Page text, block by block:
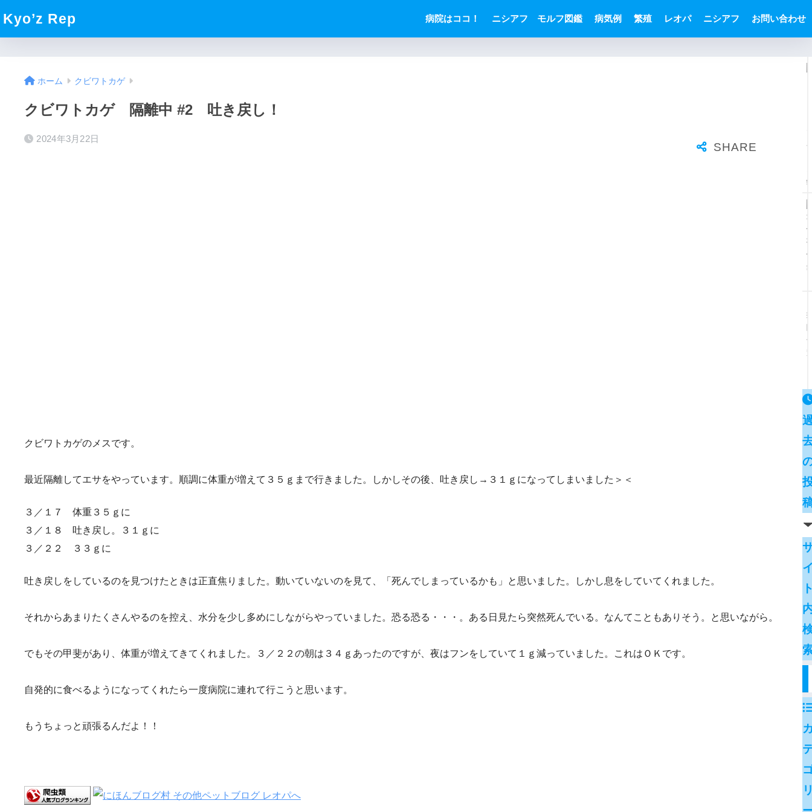
Kyo’z Rep 病院はココ！ ニシアフ モルフ図鑑 病気例 繁殖 レオパ ニシアフ お問い合わせ
ホーム クビワトカゲ
クビワトカゲ 隔離中 #2 吐き戻し！
2024年3月22日
クビワトカゲのメスです。
最近隔離してエサをやっています。順調に体重が増えて３５ｇまで行きました。しかしその後、吐き戻し→３１ｇになってしまいました＞＜
３／１７ 体重３５ｇに
３／１８ 吐き戻し。３１ｇに
３／２２ ３３ｇに
吐き戻しをしているのを見つけたときは正直焦りました。動いていないのを見て、「死んでしまっているかも」と思いました。しかし息をしていてくれました。
それからあまりたくさんやるのを控え、水分を少し多めにしながらやっていました。恐る恐る・・・。ある日見たら突然死んでいる。なんてこともありそう。と思いながら。
でもその甲斐があり、体重が増えてきてくれました。３／２２の朝は３４ｇあったのですが、夜はフンをしていて１ｇ減っていました。これはＯＫです。
自発的に食べるようになってくれたら一度病院に連れて行こうと思います。
もうちょっと頑張るんだよ！！